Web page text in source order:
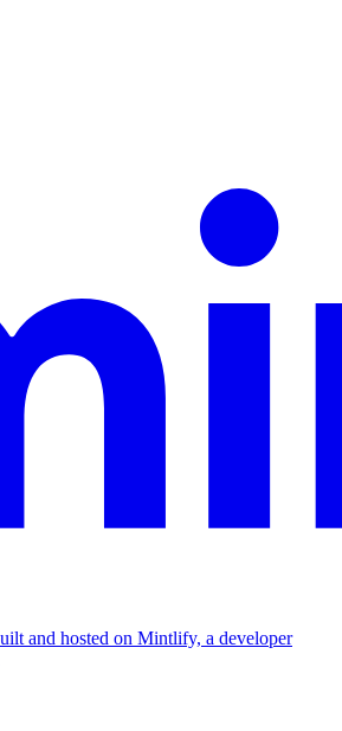
and hosted on Mintlify, a developer